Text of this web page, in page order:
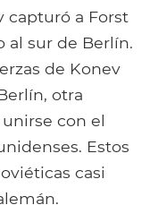
capturó a Forst
al sur de Berlín.
de Konev
otra
con el
Estos
casi